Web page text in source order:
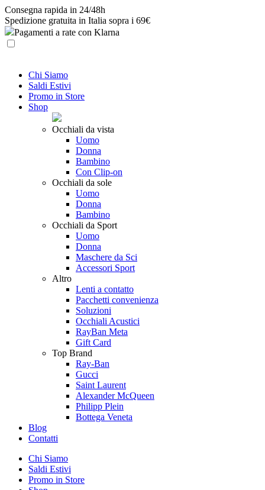
Skip
to
content
Consegna rapida in 24/48h
Spedizione gratuita in Italia sopra i 69€
Pagamenti a rate con Klarna
Chi Siamo
Saldi Estivi
Promo in Store
Shop
Occhiali da vista
Uomo
Donna
Bambino
Con Clip-on
Occhiali da sole
Uomo
Donna
Bambino
Occhiali da Sport
Uomo
Donna
Maschere da Sci
Accessori Sport
Altro
Lenti a contatto
Pacchetti convenienza
Soluzioni
Occhiali Acustici
RayBan Meta
Gift Card
Top Brand
Ray-Ban
Gucci
Saint Laurent
Alexander McQueen
Philipp Plein
Bottega Veneta
Blog
Contatti
Chi Siamo
Saldi Estivi
Promo in Store